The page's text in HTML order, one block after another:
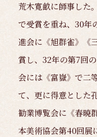
荒木寛畝に師事した
で受賞を重ね、30年
進会に《旭群雀》《
賞し、32年の第7回
会には《富嶽》で二
て、更に得意とした
勧業博覧会に《春暁
本美術協会第40回展